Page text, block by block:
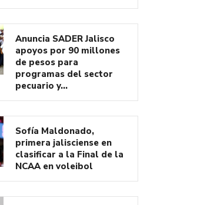
Anuncia SADER Jalisco
apoyos por 90 millones
de pesos para
programas del sector
pecuario y…
Sofía Maldonado,
primera jalisciense en
clasificar a la Final de la
NCAA en voleibol